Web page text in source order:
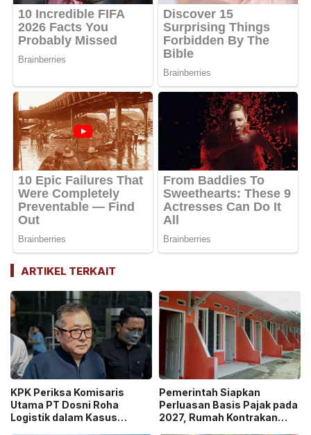
ARTIKEL TERKAIT
KPK Periksa Komisaris
Utama PT Dosni Roha
Logistik dalam Kasus
Pemerintah Siapkan
Perluasan Basis Pajak pada
2027, Rumah Kontrakan